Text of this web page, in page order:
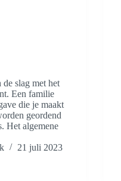
slag met het
Een familie
die je maakt
geordend
Het algemene
21 juli 2023